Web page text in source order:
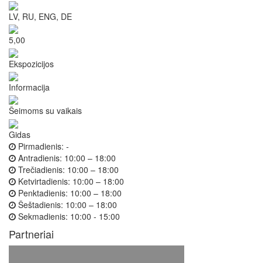
LV, RU, ENG, DE
5,00
Ekspozicijos
Informacija
Šeimoms su vaikais
Gidas
Pirmadienis: -
Antradienis: 10:00 – 18:00
Trečiadienis: 10:00 – 18:00
Ketvirtadienis: 10:00 – 18:00
Penktadienis: 10:00 – 18:00
Šeštadienis: 10:00 – 18:00
Sekmadienis: 10:00 - 15:00
Partneriai